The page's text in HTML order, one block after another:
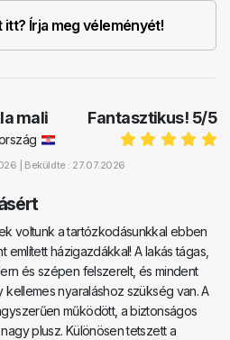
Írja meg véleményét!
Fantasztikus! 5/5
mali
| Beküldte : 27.07.2026
voltunk a tartózkodásunkkal ebben
említett házigazdákkal! A lakás tágas,
és szépen felszerelt, és mindent
kellemes nyaraláshoz szükség van. A
működött, a biztonságos
plusz. Különösen tetszett a